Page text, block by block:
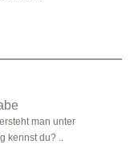
man unter
kennst du? ..